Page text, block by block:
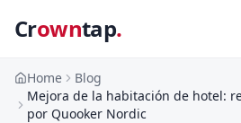
Crowntap.
Home
Blog
Mejora de la habitación de hotel:
por Quooker Nordic